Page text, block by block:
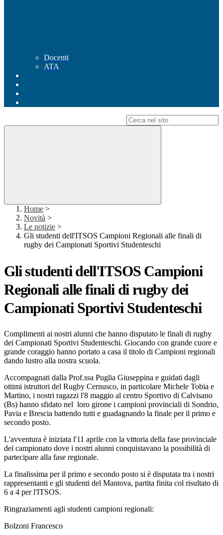
Docenti
ATA
Home >
Novità >
Le notizie >
Gli studenti dell'ITSOS Campioni Regionali alle finali di
rugby dei Campionati Sportivi Studenteschi
Gli studenti dell'ITSOS Campioni
Regionali alle finali di rugby dei
Campionati Sportivi Studenteschi
Complimenti ai nostri alunni che hanno disputato le finali di rugby
dei Campionati Sportivi Studenteschi. Giocando con grande cuore e
grande coraggio hanno portato a casa il titolo di Campioni regionali
dando lustro alla nostra scuola.
Accompagnati dalla Prof.ssa Puglia Giuseppina e guidati dagli
ottimi istruttori del Rugby Cernusco, in particolare Michele Tobia e
Martino, i nostri ragazzi l'8 maggio al centro Sportivo di Calvisano
(Bs) hanno sfidato nel loro girone i campioni provinciali di Sondrio,
Pavia e Brescia battendo tutti e guadagnando la finale per il primo e
secondo posto.
L'avventura è iniziata l'11 aprile con la vittoria della fase provinciale
dei campionato dove i nostri alunni conquistavano la possibilità di
partecipare alla fase regionale.
La finalissima per il primo e secondo posto si è disputata tra i nostri
rappresentanti e gli studenti del Mantova, partita finita col risultato di
6 a 4 per l'ITSOS.
Ringraziamenti agli studenti campioni regionali:
Bolzoni Francesco